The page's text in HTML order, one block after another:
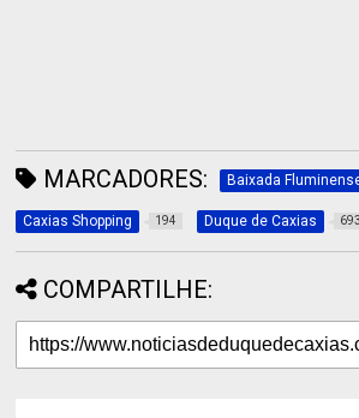
MARCADORES: Baixada
Caxias Shopping 194 Duque de Caxias
COMPARTILHE: